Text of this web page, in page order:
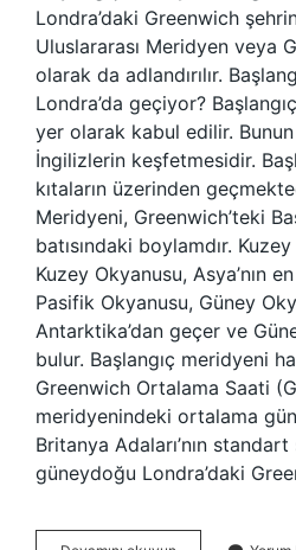
Londra’daki Greenwich
Uluslararası Meridyen veya
olarak da adlandırılır.
Londra’da geçiyor?
yer olarak kabul edilir.
İngilizlerin keşfetmesidir.
kıtaların üzerinden
Meridyeni, Greenwich’teki
batısındaki boylamdır.
Kuzey Okyanusu, Asya’nın
Pasifik Okyanusu, Güney
Antarktika’dan geçer ve
bulur. Başlangıç meridyeni
Greenwich Ortalama Saati
meridyenindeki ortalama
Britanya Adaları’nın
güneydoğu Londra’daki